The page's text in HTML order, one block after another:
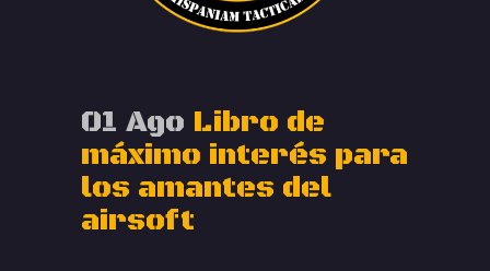
01 Ago Libro de
máximo interés para
los amantes del
airsoft